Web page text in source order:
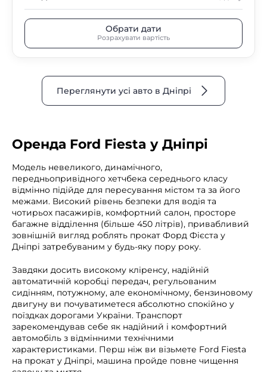
Обрати дати
Розрахувати вартість
Переглянути усі авто в Дніпрі
Оренда Ford Fiesta у Дніпрі
Модель невеликого, динамічного,
передньопривідного хетчбека середнього класу
відмінно підійде для пересування містом та за його
межами. Високий рівень безпеки для водія та
чотирьох пасажирів, комфортний салон, просторе
багажне відділення (більше 450 літрів), привабливий
зовнішній вигляд роблять прокат Форд Фієста у
Дніпрі затребуваним у будь-яку пору року.
Завдяки досить високому кліренсу, надійній
автоматичній коробці передач, регульованим
сидінням, потужному, але економічному, бензиновому
двигуну ви почуватиметеся абсолютно спокійно у
поїздках дорогами України. Транспорт
зарекомендував себе як надійний і комфортний
автомобіль з відмінними технічними
характеристиками. Перш ніж ви візьмете Ford Fiesta
на прокат у Дніпрі, машина пройде повне чищення